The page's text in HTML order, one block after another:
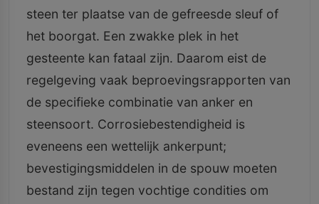
steen ter plaatse van de gefreesde sleuf of
het boorgat. Een zwakke plek in het
gesteente kan fataal zijn. Daarom eist de
regelgeving vaak beproevingsrapporten van
de specifieke combinatie van anker en
steensoort. Corrosiebestendigheid is
eveneens een wettelijk ankerpunt;
bevestigingsmiddelen in de spouw moeten
bestand zijn tegen vochtige condities om